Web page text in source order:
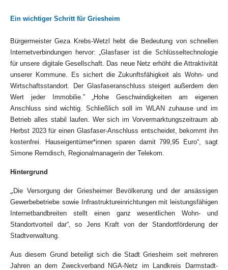
Ein wichtiger Schritt für Griesheim
Bürgermeister Geza Krebs-Wetzl hebt die Bedeutung von schnellen
Internetverbindungen hervor: „Glasfaser ist die Schlüsseltechnologie
für unsere digitale Gesellschaft. Das neue Netz erhöht die Attraktivität
unserer Kommune. Es sichert die Zukunftsfähigkeit als Wohn- und
Wirtschaftsstandort. Der Glasfaseranschluss steigert außerdem den
Wert jeder Immobilie.” „Hohe Geschwindigkeiten am eigenen
Anschluss sind wichtig. Schließlich soll im WLAN zuhause und im
Betrieb alles stabil laufen. Wer sich im Vorvermarktungszeitraum ab
Herbst 2023 für einen Glasfaser-Anschluss entscheidet, bekommt ihn
kostenfrei. Hauseigentümer*innen sparen damit 799,95 Euro“, sagt
Simone Remdisch, Regionalmanagerin der Telekom.
Hintergrund
„Die Versorgung der Griesheimer Bevölkerung und der ansässigen
Gewerbebetriebe sowie Infrastruktureinrichtungen mit leistungsfähigen
Internetbandbreiten stellt einen ganz wesentlichen Wohn- und
Standortvorteil dar“, so Jens Kraft von der Standortförderung der
Stadtverwaltung.
Aus diesem Grund beteiligt sich die Stadt Griesheim seit mehreren
Jahren an dem Zweckverband NGA-Netz im Landkreis Darmstadt-